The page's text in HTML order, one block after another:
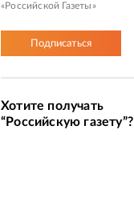
«Российской Газеты»
Подписаться
Хотите получать
“Российскую газету”?